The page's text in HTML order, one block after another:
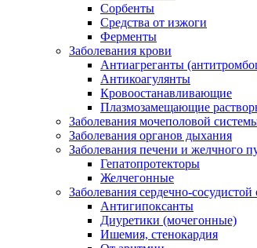
Сорбенты
Средства от изжоги
Ферменты
Заболевания крови
Антиагреганты
Антикоагулянты
Кровоостанавливающие
Плазмозамещающие
Заболевания мочеполовой
Заболевания органов дыхания
Заболевания печени и желчного
Гепатопротекторы
Желчегонные
Заболевания сердечно-
Антигипоксанты
Диуретики (мочегонные)
Ишемия, стенокардия